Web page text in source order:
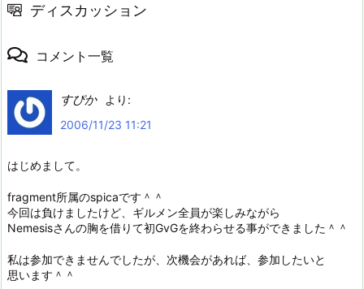
ディスカッション
コメント一覧
すぴか
より:
2006/11/23 11:21
はじめまして。
fragment所属のspicaです＾＾
今回は負けましたけど、ギルメン全員が楽しみながら
Nemesisさんの胸を借りて初GvGを終わらせる事ができました＾＾
私は参加できませんでしたが、次機会があれば、参加したいと
思います＾＾